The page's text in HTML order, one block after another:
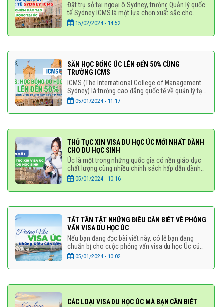
Đặt trụ sở tại ngoại ô Sydney, trường Quản lý quốc
tế Sydney ICMS là một lựa chọn xuất sắc cho
những người muốn học tập và phát triển sự
nghiệp tại
15/02/2024 - 14:52
SĂN HỌC BỔNG ÚC LÊN ĐẾN 50% CÙNG
TRƯỜNG ICMS
ICMS (The International College of Management
Sydney) là trường cao đẳng quốc tế về quản lý tại
Sydney được thành lập năm 1996 tại khu Manly,
Sydney, cách bờ biển Manly
05/01/2024 - 11:17
THỦ TỤC XIN VISA DU HỌC ÚC MỚI NHẤT DÀNH
CHO DU HỌC SINH
Úc là một trong những quốc gia có nền giáo dục
chất lượng cùng nhiều chính sách hấp dẫn dành
riêng cho du học sinh. Do đó, đi du học Úc luôn là
lựa chọn hàng
05/01/2024 - 10:16
TẤT TẦN TẬT NHỮNG ĐIỀU CẦN BIẾT VỀ PHỎNG
VẤN VISA DU HỌC ÚC
Nếu bạn đang đọc bài viết này, có lẽ bạn đang
chuẩn bị cho cuộc phỏng vấn visa du học Úc của
mình đúng không nào? Vậy thì đây sẽ là bài viết
dành cho bạn!
05/01/2024 - 10:02
CÁC LOẠI VISA DU HỌC ÚC MÀ BẠN CẦN BIẾT